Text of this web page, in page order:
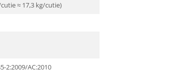
≈ 17,3 kg/cutie)
2:2009/AC:2010